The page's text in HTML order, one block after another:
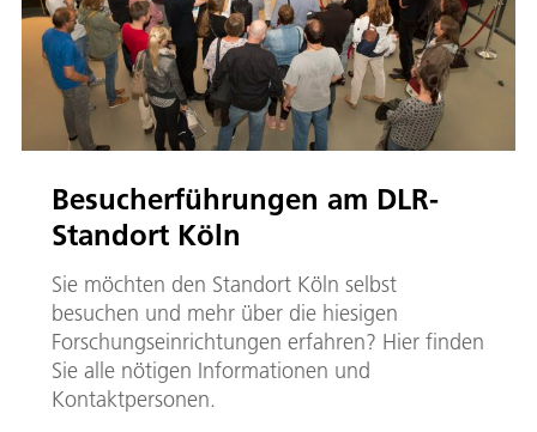
Besucherführungen am DLR-
Standort Köln
Sie möchten den Standort Köln selbst
besuchen und mehr über die hiesigen
Forschungseinrichtungen erfahren? Hier finden
Sie alle nötigen Informationen und
Kontaktpersonen.